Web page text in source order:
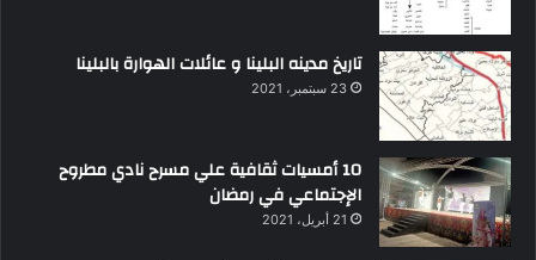
تاريخ مدينه البلينا و عائلات الهوارة بالبلينا
23 سبتمبر، 2021
10 أمسيات ثقافية علي مسرح نادي مطروح
الإجتماعي في رمضان
21 أبريل، 2021